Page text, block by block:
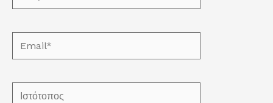
Email*
Ιστότοπος